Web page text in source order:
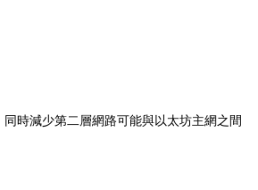
時減少第二層網路可能與以太坊主網之間